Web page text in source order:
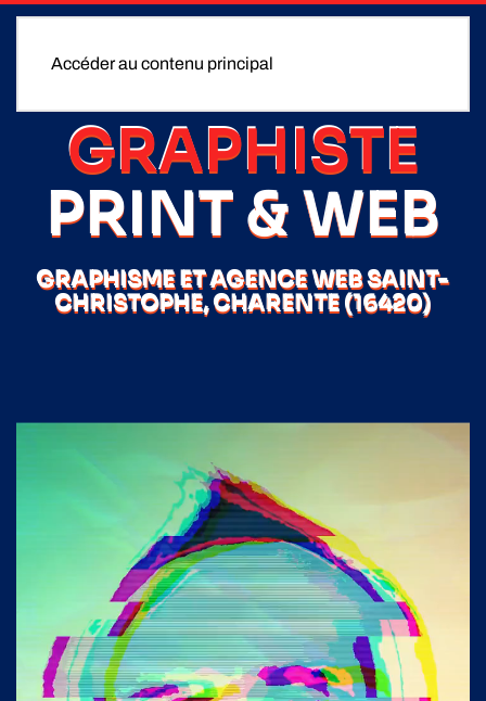
Accéder au contenu principal
GRAPHISTE
PRINT & WEB
GRAPHISME ET AGENCE WEB SAINT-
CHRISTOPHE, CHARENTE (16420)